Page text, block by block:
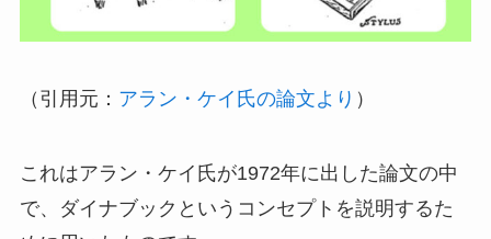
（引用元： アラン・ケイ氏の論文より ）
これはアラン・ケイ氏が1972年に出した論文の中
で、ダイナブックというコンセプトを説明するた